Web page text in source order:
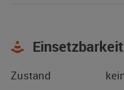
Zustand